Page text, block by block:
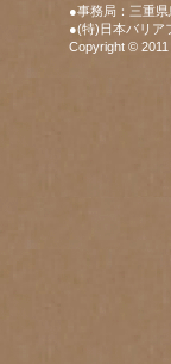
●事務局：三重
●(特)日本バリア
Copyright ©